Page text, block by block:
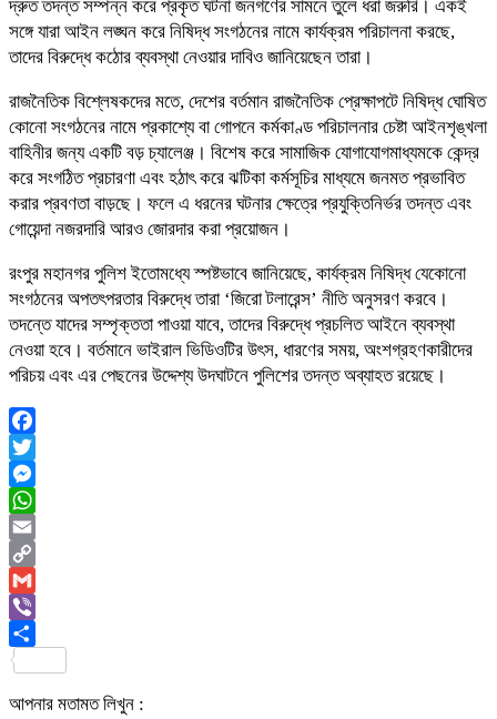
দ্রুত তদন্ত সম্পন্ন করে প্রকৃত ঘটনা জনগণের সামনে তুলে ধরা জরুরি। একই
সঙ্গে যারা আইন লঙ্ঘন করে নিষিদ্ধ সংগঠনের নামে কার্যক্রম পরিচালনা করছে,
তাদের বিরুদ্ধে কঠোর ব্যবস্থা নেওয়ার দাবিও জানিয়েছেন তারা।
রাজনৈতিক বিশ্লেষকদের মতে, দেশের বর্তমান রাজনৈতিক প্রেক্ষাপটে নিষিদ্ধ ঘোষিত
কোনো সংগঠনের নামে প্রকাশ্যে বা গোপনে কর্মকাণ্ড পরিচালনার চেষ্টা আইনশৃঙ্খলা
বাহিনীর জন্য একটি বড় চ্যালেঞ্জ। বিশেষ করে সামাজিক যোগাযোগমাধ্যমকে কেন্দ্র
করে সংগঠিত প্রচারণা এবং হঠাৎ করে ঝটিকা কর্মসূচির মাধ্যমে জনমত প্রভাবিত
করার প্রবণতা বাড়ছে। ফলে এ ধরনের ঘটনার ক্ষেত্রে প্রযুক্তিনির্ভর তদন্ত এবং
গোয়েন্দা নজরদারি আরও জোরদার করা প্রয়োজন।
রংপুর মহানগর পুলিশ ইতোমধ্যে স্পষ্টভাবে জানিয়েছে, কার্যক্রম নিষিদ্ধ যেকোনো
সংগঠনের অপতৎপরতার বিরুদ্ধে তারা ‘জিরো টলারেন্স’ নীতি অনুসরণ করবে।
তদন্তে যাদের সম্পৃক্ততা পাওয়া যাবে, তাদের বিরুদ্ধে প্রচলিত আইনে ব্যবস্থা
নেওয়া হবে। বর্তমানে ভাইরাল ভিডিওটির উৎস, ধারণের সময়, অংশগ্রহণকারীদের
পরিচয় এবং এর পেছনের উদ্দেশ্য উদঘাটনে পুলিশের তদন্ত অব্যাহত রয়েছে।
Facebook
Twitter
Messenger
WhatsApp
Email
Copy
Link
Gmail
Viber
আপনার মতামত লিখুন :